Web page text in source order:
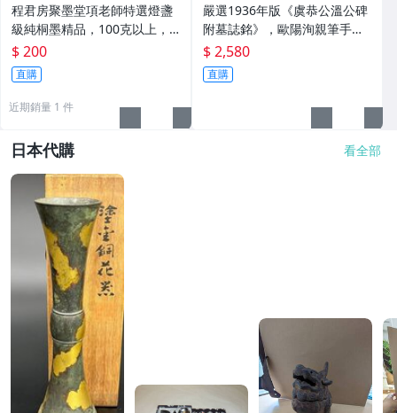
程君房聚墨堂項老師特選燈盞
級純桐墨精品，100克以上，
檀香墨質細膩黑亮 藍紫光放 檢
驗嚴選推薦 燈盞級墨 放藍紫光
檢驗嚴選
$ 200
直購
近期銷量 1 件
嚴選1936年版《虞恭公溫公碑
附墓誌銘》，歐陽洵親筆手
跡，典藏歷史與書法珍品 唐史
研究 碑刻藝術 田中和市版
$ 2,580
直購
日本代購 看全部